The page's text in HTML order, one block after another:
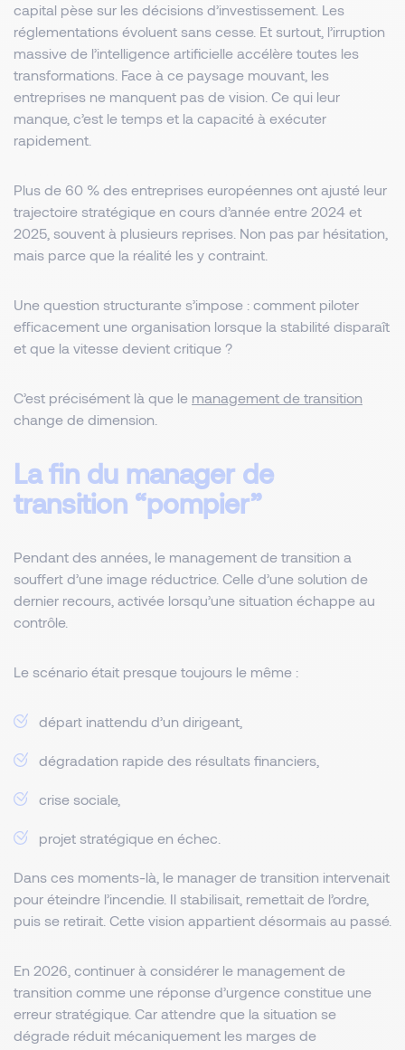
capital pèse sur les décisions d’investissement. Les
réglementations évoluent sans cesse. Et surtout, l’irruption
massive de l’intelligence artificielle accélère toutes les
transformations. Face à ce paysage mouvant, les
entreprises ne manquent pas de vision. Ce qui leur
manque, c’est le temps et la capacité à exécuter
rapidement.
Plus de 60 % des entreprises européennes ont ajusté leur
trajectoire stratégique en cours d’année entre 2024 et
2025, souvent à plusieurs reprises. Non pas par hésitation,
mais parce que la réalité les y contraint.
Une question structurante s’impose : comment piloter
efficacement une organisation lorsque la stabilité disparaît
et que la vitesse devient critique ?
C’est précisément là que le management de transition
change de dimension.
La fin du manager de
transition “pompier”
Pendant des années, le management de transition a
souffert d’une image réductrice. Celle d’une solution de
dernier recours, activée lorsqu’une situation échappe au
contrôle.
Le scénario était presque toujours le même :
départ inattendu d’un dirigeant,
dégradation rapide des résultats financiers,
crise sociale,
projet stratégique en échec.
Dans ces moments-là, le manager de transition intervenait
pour éteindre l’incendie. Il stabilisait, remettait de l’ordre,
puis se retirait. Cette vision appartient désormais au passé.
En 2026, continuer à considérer le management de
transition comme une réponse d’urgence constitue une
erreur stratégique. Car attendre que la situation se
dégrade réduit mécaniquement les marges de